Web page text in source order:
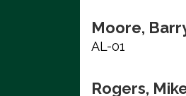
Moore,
AL-01
Rogers,